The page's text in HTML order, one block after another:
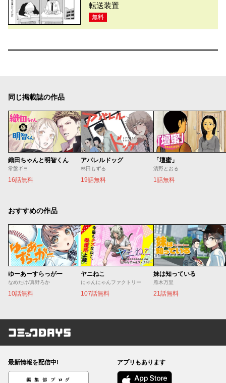
転送装置
無料
同じ掲載誌の作品
織田ちゃんと明智くん
常盤ギヨ
16話無料
アパレルドッグ
林田もずる
19話無料
「壇蜜」
清野とおる
1話無料
おすすめの作品
ゆーあーすらっがー
なめたけ/真野ろか
10話無料
ヤニねこ
にゃんにゃんファクトリー
107話無料
妹は知っている
雁木万里
21話無料
コミックDAYS
最新情報を配信中!
編集部ブログ
アプリもあります